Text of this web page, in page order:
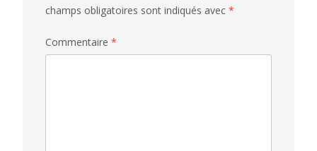
champs obligatoires sont indiqués avec *
Commentaire *